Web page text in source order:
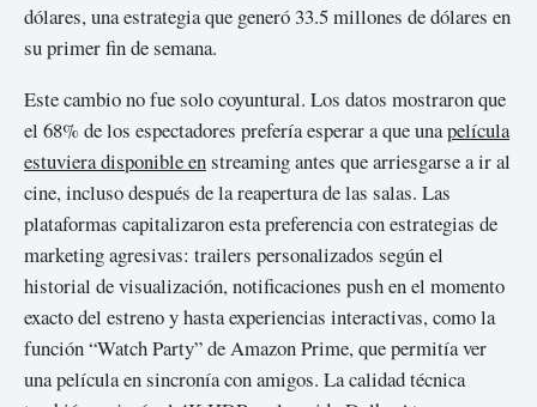
dólares, una estrategia que generó 33.5 millones de dólares en
su primer fin de semana.
Este cambio no fue solo coyuntural. Los datos mostraron que
el 68% de los espectadores prefería esperar a que unapelícula
estuviera disponible enstreaming antes que arriesgarse a ir al
cine, incluso después de la reapertura de las salas. Las
plataformas capitalizaron esta preferencia con estrategias de
marketing agresivas: trailers personalizados según el
historial de visualización, notificaciones push en el momento
exacto del estreno y hasta experiencias interactivas, como la
función “Watch Party” de Amazon Prime, que permitía ver
una película en sincronía con amigos. La calidad técnica